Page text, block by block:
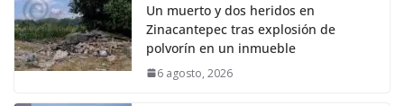
Un muerto y dos heridos en
Zinacantepec tras explosión de
polvorín en un inmueble
6 agosto, 2026